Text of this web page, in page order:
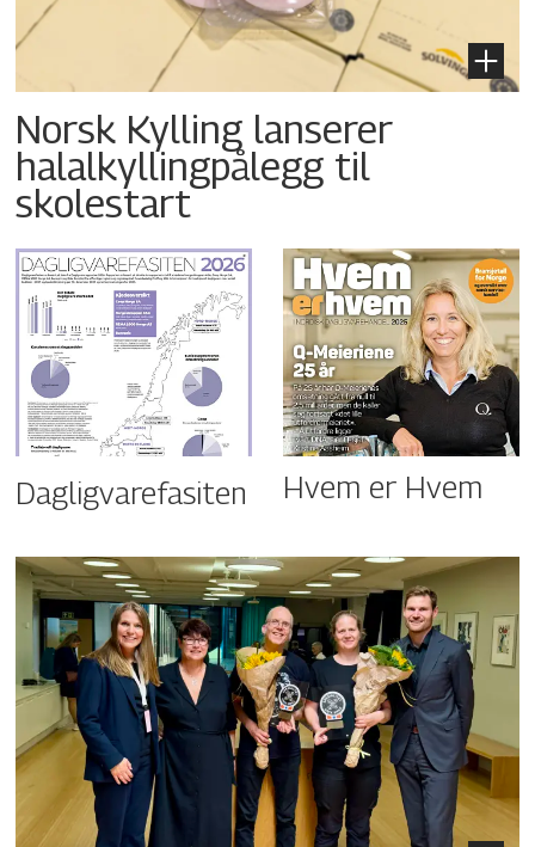
Norsk Kylling lanserer
halalkyllingpålegg til
skolestart
Dagligvarefasiten Hvem er Hvem